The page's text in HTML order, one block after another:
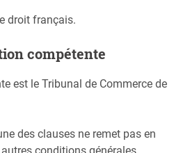
droit français.
compétente
est le Tribunal de Commerce de
des clauses ne remet pas en